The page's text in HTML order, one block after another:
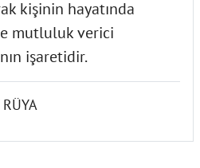
kişinin hayatında
mutluluk verici
işaretidir.